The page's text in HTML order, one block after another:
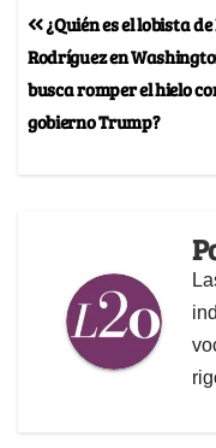
¿Quién es el lobista
Rodríguez en
busca romper el hielo
gobierno Trump?